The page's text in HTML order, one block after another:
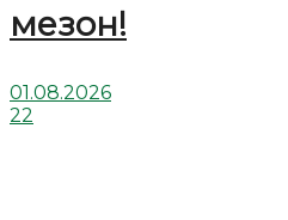
мезон!
01.08.2026
22